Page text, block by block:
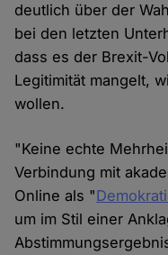
deutlich über der
bei den letzten
dass es der Brexit-
Legitimität mangelt,
wollen.
"Keine echte
Verbindung mit
Online als "
um im Stil einer